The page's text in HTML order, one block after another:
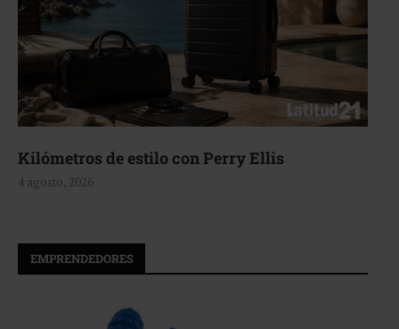
Kilómetros de estilo con Perry Ellis
4 agosto, 2026
EMPRENDEDORES